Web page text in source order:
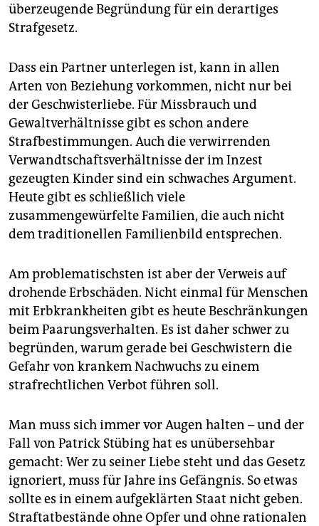
überzeugende Begründung für ein derartiges
Strafgesetz.
Dass ein Partner unterlegen ist, kann in allen
Arten von Beziehung vorkommen, nicht nur bei
der Geschwisterliebe. Für Missbrauch und
Gewaltverhältnisse gibt es schon andere
Strafbestimmungen. Auch die verwirrenden
Verwandtschaftsverhältnisse der im Inzest
gezeugten Kinder sind ein schwaches Argument.
Heute gibt es schließlich viele
zusammengewürfelte Familien, die auch nicht
dem traditionellen Familienbild entsprechen.
Am problematischsten ist aber der Verweis auf
drohende Erbschäden. Nicht einmal für Menschen
mit Erbkrankheiten gibt es heute Beschränkungen
beim Paarungsverhalten. Es ist daher schwer zu
begründen, warum gerade bei Geschwistern die
Gefahr von krankem Nachwuchs zu einem
strafrechtlichen Verbot führen soll.
Man muss sich immer vor Augen halten – und der
Fall von Patrick Stübing hat es unübersehbar
gemacht: Wer zu seiner Liebe steht und das Gesetz
ignoriert, muss für Jahre ins Gefängnis. So etwas
sollte es in einem aufgeklärten Staat nicht geben.
Straftatbestände ohne Opfer und ohne rationalen